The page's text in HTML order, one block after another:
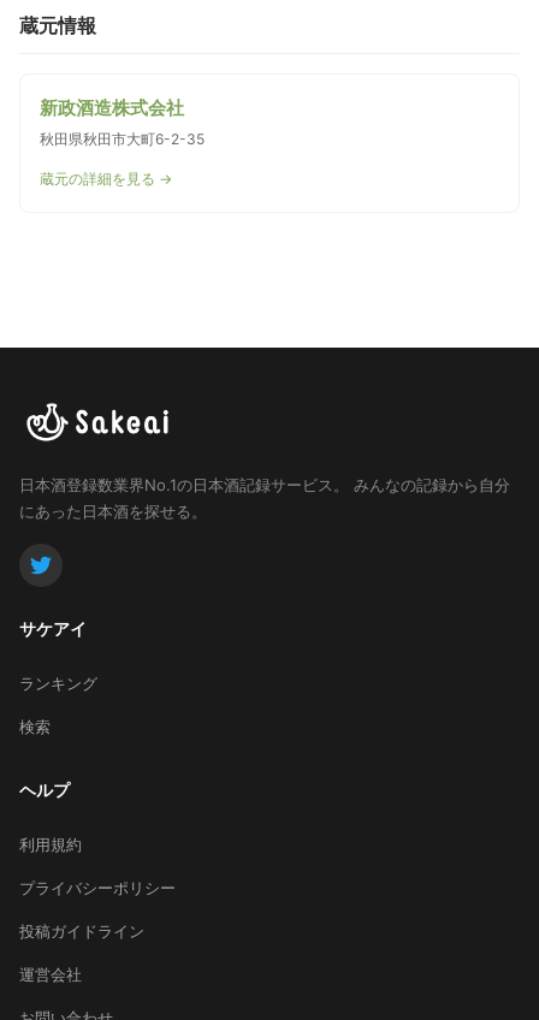
蔵元情報
新政酒造株式会社
秋田県秋田市大町6-2-35
蔵元の詳細を見る →
日本酒登録数業界No.1の日本酒記録サービス。
みんなの記録から自分
にあった日本酒を探せる。
サケアイ
ランキング
検索
ヘルプ
利用規約
プライバシーポリシー
投稿ガイドライン
運営会社